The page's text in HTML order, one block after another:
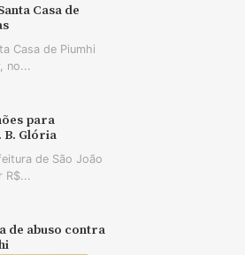
Casa de
Casa de Piumhi
no...
para
B. Glória
de São João
R$...
de abuso contra